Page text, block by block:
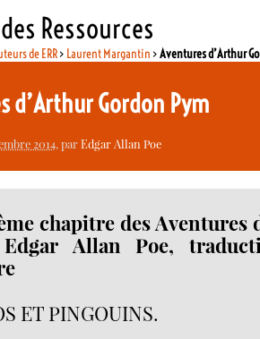
Ressources
de ERR> Laurent Margantin >Aventures d’Arthur
d’Arthur Gordon Pym
2014, parEdgar Allan Poe
chapitre des Aventures
Allan Poe,
ET PINGOUINS.